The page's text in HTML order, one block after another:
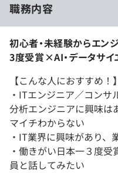
職務内容
初心者・未経験からエン
3度受賞×AI・データサイ
【こんな人におすすめ！】
・ITエンジニア／コンサ
分析エンジニアに興味は
マイチわからない
・IT業界に興味があり、
・働きがい日本一３度
員と話してみたい